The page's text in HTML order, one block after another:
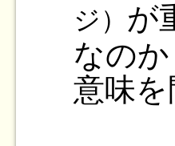
ジ） が
なの
意味を